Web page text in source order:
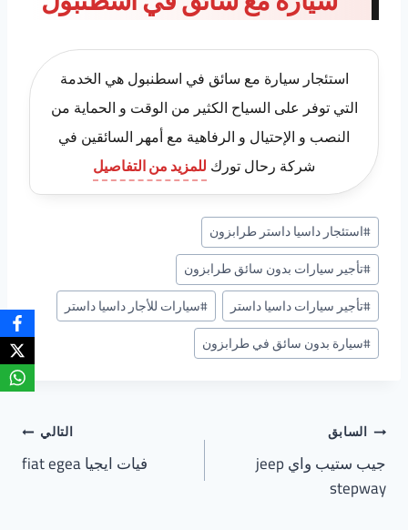
استئجار سيارة مع سائق في اسطنبول هي الخدمة
التي توفر على السياح الكثير من الوقت و الحماية من
النصب و الإحتيال و الرفاهية مع أمهر السائقين في
شركة رحال تورك للمزيد من التفاصيل
وسوم
المقال:
#استئجار داسيا داستر طرابزون
#تأجير سيارات بدون سائق طرابزون
#تأجير سيارات داسيا داستر #سيارات للأجار داسيا داستر
#سيارة بدون سائق في طرابزون
تصفّح
المقالات
السابق
جيب ستيب واي jeep
stepway
التالي
فيات ايجيا fiat egea